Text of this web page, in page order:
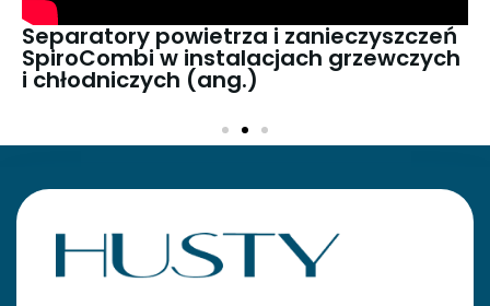
Separatory powietrza i zanieczyszczeń
SpiroCombi w instalacjach grzewczych
i chłodniczych (ang.)